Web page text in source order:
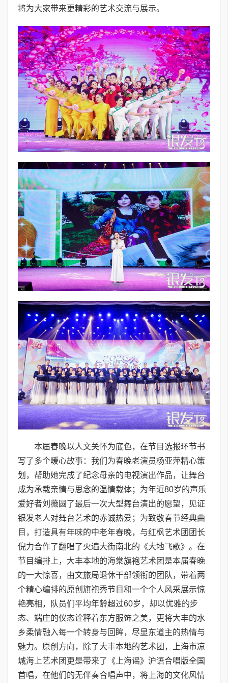
将为大家带来更精彩的艺术交流与展示。
本届春晚以人文关怀为底色，在节目选报环节书
写了多个暖心故事：我们为春晚老演员杨亚萍精心策
划，帮助她完成了纪念母亲的电视演出作品，让舞台
成为承载亲情与思念的温情载体；为年近80岁的声乐
爱好者刘薇圆了最后一次大型舞台演出的愿望，见证
银发老人对舞台艺术的赤诚热爱；为致敬春节经典曲
目，打造具有年味的中老年春晚，与红枫艺术团团长
倪力合作了翻唱了火遍大街南北的《大地飞歌》。在
节目编排上，大丰本地的海棠旗袍艺术团是本届春晚
的一大惊喜，由文旅局退休干部领衔的团队，带着两
个精心编排的原创旗袍秀节目和一个个人风采展示惊
艳亮相，队员们平均年龄超过60岁，却以优雅的步
态、端庄的仪态诠释着东方服饰之美，更将大丰的水
乡柔情融入每一个转身与回眸，尽显东道主的热情与
魅力。原创方向，除了大丰本地的艺术团，上海市凉
城海上艺术团更是带来了《上海谣》沪语合唱版全国
首唱，在他们的无伴奏合唱声中，将上海的文化风情